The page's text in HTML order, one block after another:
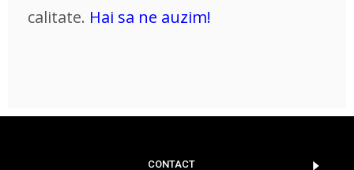
calitate. Hai sa ne auzim!
CONTACT